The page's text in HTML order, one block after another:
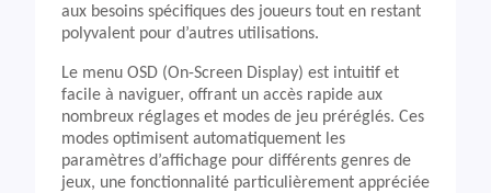
aux besoins spécifiques des joueurs tout en restant
polyvalent pour d’autres utilisations.
Le menu OSD (On-Screen Display) est intuitif et
facile à naviguer, offrant un accès rapide aux
nombreux réglages et modes de jeu préréglés. Ces
modes optimisent automatiquement les
paramètres d’affichage pour différents genres de
jeux, une fonctionnalité particulièrement appréciée